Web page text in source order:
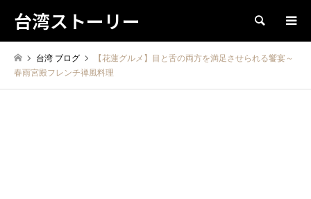
台湾ストーリー 検索
台湾 ブログ
【花蓮グルメ】目と舌の両方を満足させられる饗宴～
春雨宮殿フレンチ禅風料理